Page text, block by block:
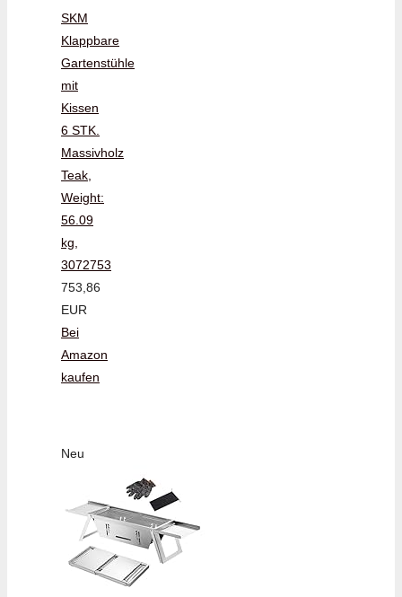
SKM
Klappbare
Gartenstühle
mit
Kissen
6 STK.
Massivholz
Teak,
Weight:
56.09
kg,
3072753
753,86
EUR
Bei
Amazon
kaufen
Neu